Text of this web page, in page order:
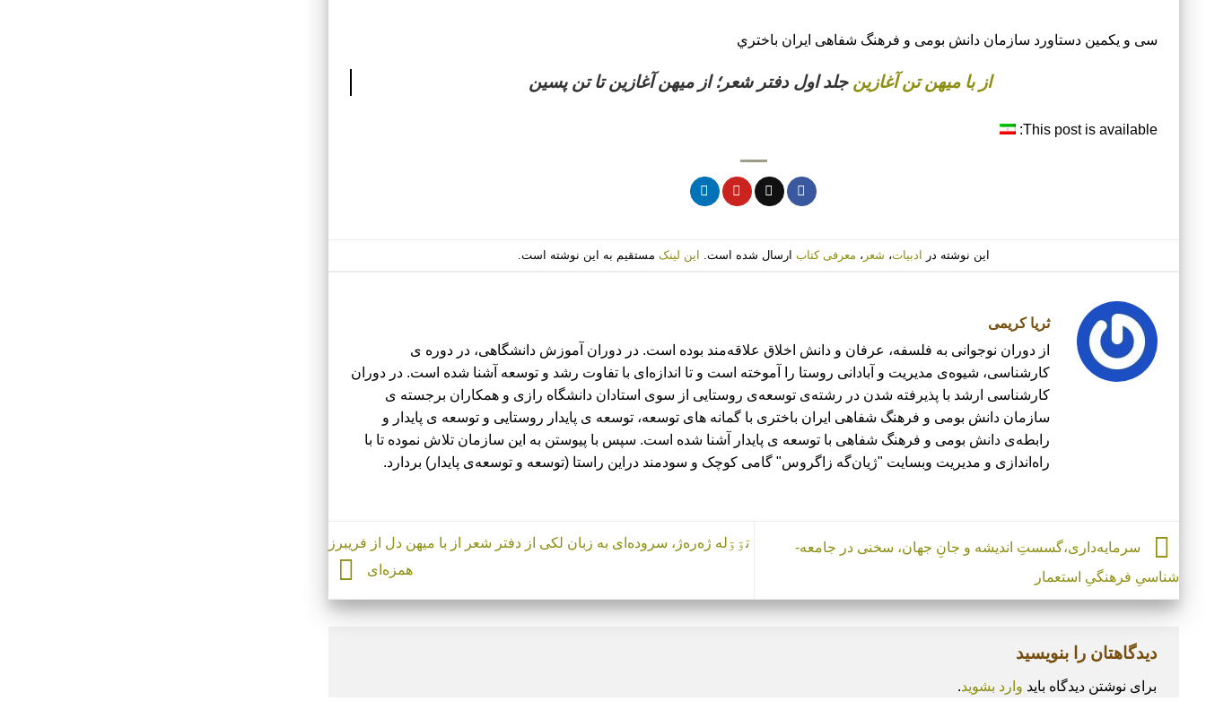
سی و یکمین دستاورد سازمان دانش بومی و فرهنگ شفاهی ایران باختري
از با میهن تن آغازین جلد اول دفتر شعر؛ از میهن آغازین تا تن پسین
This post is available:
این نوشته در ادبیات، شعر ، معرفی کتاب ارسال شده است. این لینک مستقیم به این نوشته است.
ثریا کریمی
از دوران نوجوانی به فلسفه، عرفان و دانش اخلاق علاقه‌مند بوده است. در دوران آموزش دانشگاهی، در دوره ی
کارشناسی، شیوه‌ی مدیریت و آبادانی روستا را آموخته است و تا اندازه‌ای با تفاوت رشد و توسعه آشنا شده است. در دوران
کارشناسی ارشد با پذیرفته شدن در رشته‌ی توسعه‌ی روستایی از سوی استادان دانشگاه رازی و همکاران برجسته ی
سازمان دانش بومی و فرهنگ شفاهی ایران باختری با گمانه های توسعه، توسعه ی پایدار روستایی و توسعه ی پایدار و
رابطه‌ی دانش بومی و فرهنگ شفاهی با توسعه ی پایدار آشنا شده است. سپس با پیوستن به این سازمان تلاش نموده تا با
راه‌اندازی و مدیریت وبسایت "ژیان‌گه زاگروس" گامی کوچک و سودمند دراین راستا (توسعه و توسعه‌ی پایدار) بردارد.
سرمایه­‌داری،گسستِ اندیشه و جانِ جهان، سخنی در جامعه­
شناسیِ فرهنگیِ استعمار
تۊۊله ژه‌ره‌ژ، سروده‌ای به زبان لکی از دفتر شعر از با میهن دل از فریبرز
همزه‌ای
دیدگاهتان را بنویسید
برای نوشتن دیدگاه باید وارد بشوید.